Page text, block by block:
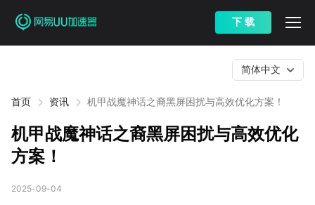
下 载
首页 资讯 机甲战魔神话之裔黑屏困扰与高效优化方案！
简体中文
机甲战魔神话之裔黑屏困扰与高效优化
方案！
2025-09-04